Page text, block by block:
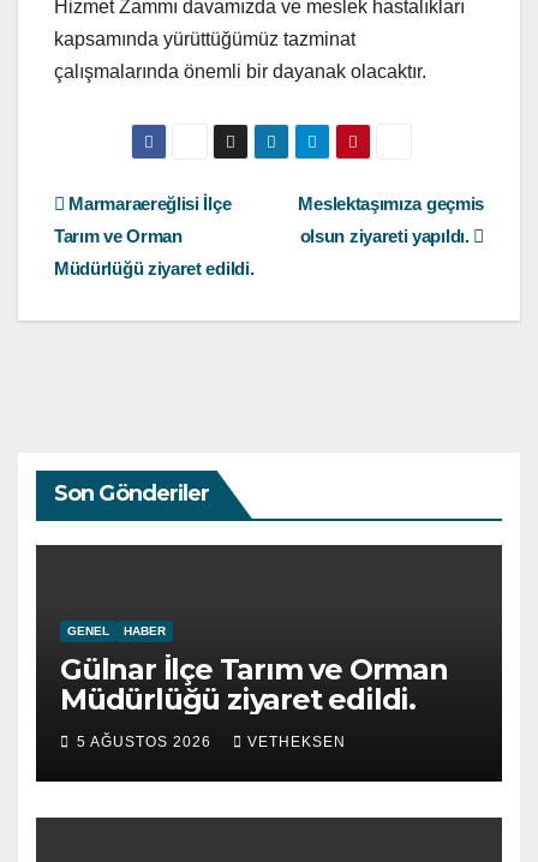
Hizmet Zammı davamızda ve meslek hastalıkları
kapsamında yürüttüğümüz tazminat
çalışmalarında önemli bir dayanak olacaktır.
Yazı
gezinmesi
Meslektaşımıza geçmis
olsun ziyareti yapıldı.
Marmaraereğlisi İlçe
Tarım ve Orman
Müdürlüğü ziyaret edildi.
Son Gönderiler
GENEL HABER
Gülnar İlçe Tarım ve Orman
Müdürlüğü ziyaret edildi.
5 AĞUSTOS 2026 VETHEKSEN